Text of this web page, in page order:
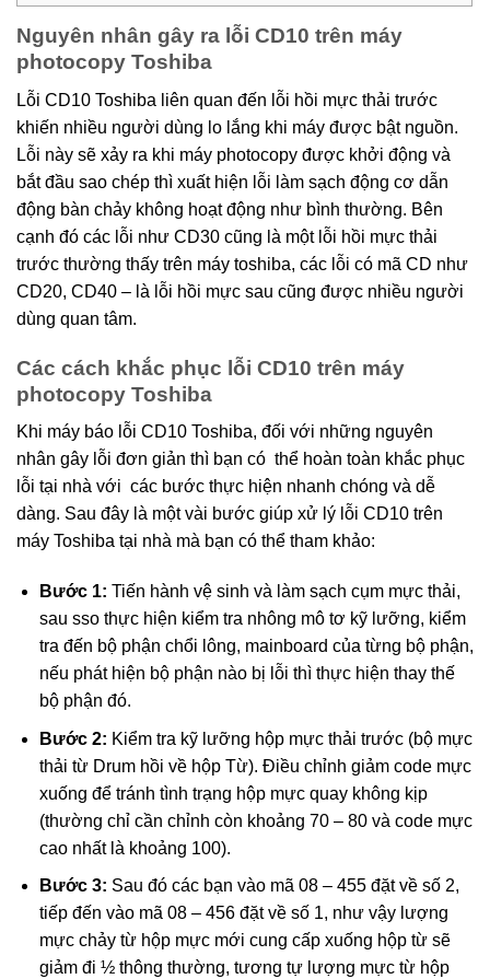
Nguyên nhân gây ra lỗi CD10 trên máy
photocopy Toshiba
Lỗi CD10 Toshiba liên quan đến lỗi hồi mực thải trước
khiến nhiều người dùng lo lắng khi máy được bật nguồn.
Lỗi này sẽ xảy ra khi máy photocopy được khởi động và
bắt đầu sao chép thì xuất hiện lỗi làm sạch động cơ dẫn
động bàn chảy không hoạt động như bình thường. Bên
cạnh đó các lỗi như CD30 cũng là một lỗi hồi mực thải
trước thường thấy trên máy toshiba, các lỗi có mã CD như
CD20, CD40 – là lỗi hồi mực sau cũng được nhiều người
dùng quan tâm.
Các cách khắc phục lỗi CD10 trên máy
photocopy Toshiba
Khi máy báo lỗi CD10 Toshiba, đối với những nguyên
nhân gây lỗi đơn giản thì bạn có thể hoàn toàn khắc phục
lỗi tại nhà với các bước thực hiện nhanh chóng và dễ
dàng. Sau đây là một vài bước giúp xử lý lỗi CD10 trên
máy Toshiba tại nhà mà bạn có thể tham khảo:
Bước 1: Tiến hành vệ sinh và làm sạch cụm mực thải,
sau sso thực hiện kiểm tra nhông mô tơ kỹ lưỡng, kiểm
tra đến bộ phận chổi lông, mainboard của từng bộ phận,
nếu phát hiện bộ phận nào bị lỗi thì thực hiện thay thế
bộ phận đó.
Bước 2: Kiểm tra kỹ lưỡng hộp mực thải trước (bộ mực
thải từ Drum hồi về hộp Từ). Điều chỉnh giảm code mực
xuống để tránh tình trạng hộp mực quay không kịp
(thường chỉ cần chỉnh còn khoảng 70 – 80 và code mực
cao nhất là khoảng 100).
Bước 3: Sau đó các bạn vào mã 08 – 455 đặt về số 2,
tiếp đến vào mã 08 – 456 đặt về số 1, như vậy lượng
mực chảy từ hộp mực mới cung cấp xuống hộp từ sẽ
giảm đi ½ thông thường, tương tự lượng mực từ hộp